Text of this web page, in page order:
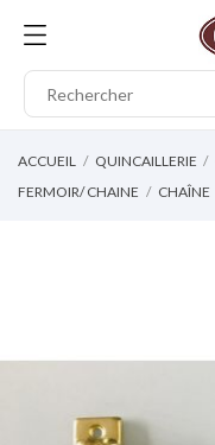
ACCUEIL QUINCAILLERIE
FERMOIR/ CHAINE
CHAÎNE